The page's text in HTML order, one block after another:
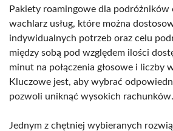
Pakiety roamingowe dla podróżników
wachlarz usług, które można
indywidualnych potrzeb oraz celu
między sobą pod względem ilości
minut na połączenia głosowe i liczby
Kluczowe jest, aby wybrać
pozwoli uniknąć wysokich rachunków.
Jednym z chętniej wybieranych